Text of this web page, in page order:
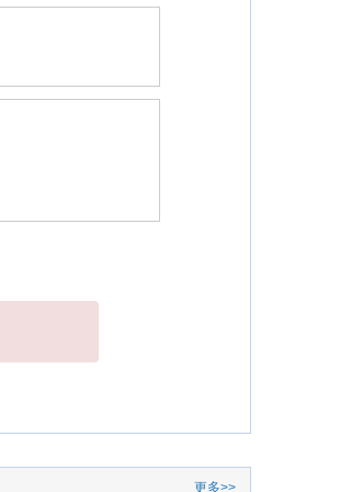
更多>>